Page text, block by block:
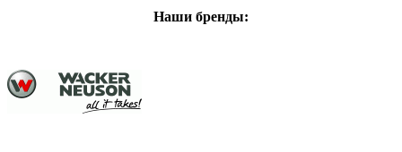
Наши бренды: